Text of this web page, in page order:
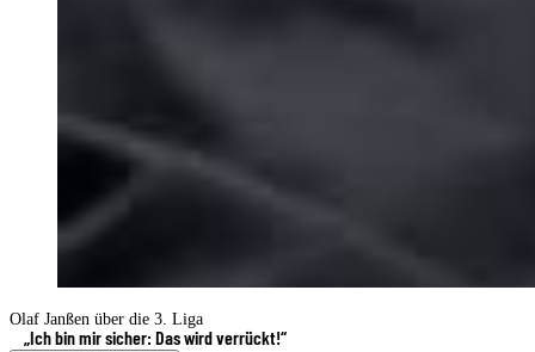
Olaf Janßen über die 3. Liga
„Ich bin mir sicher: Das wird verrückt!“